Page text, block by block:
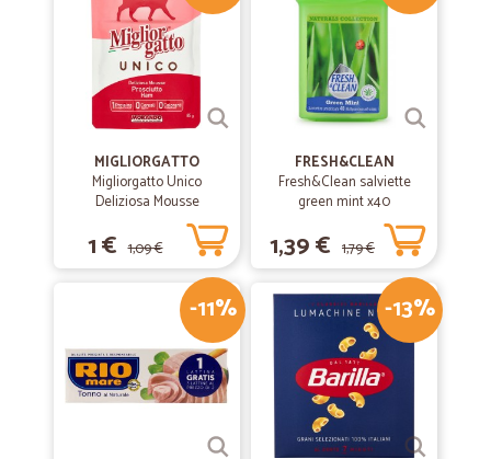
MIGLIORGATTO
Migliorgatto Unico
Deliziosa Mousse
Prosciutto 85 gr.
1 € 1,09 €
FRESH&CLEAN
Fresh&Clean salviette
green mint x40
1,39 € 1,79 €
-11% -13%